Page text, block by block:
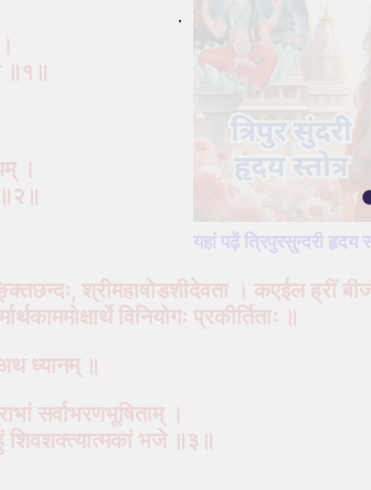
॥१॥
।
॥२॥
यहां पढ़ें त्रिपुरसुन्दरी
श्रीमहाषोडशीदेवता । कएईल ह्रीं
विनियोगः प्रकीर्तिताः ॥
ध्यानम् ॥
सर्वाभरणभूषिताम् ।
शिवशक्त्यात्मकां भजे ॥३॥